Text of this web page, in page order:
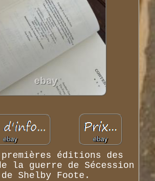
éditions des
la guerre de Sécession
de Shelby Foote.